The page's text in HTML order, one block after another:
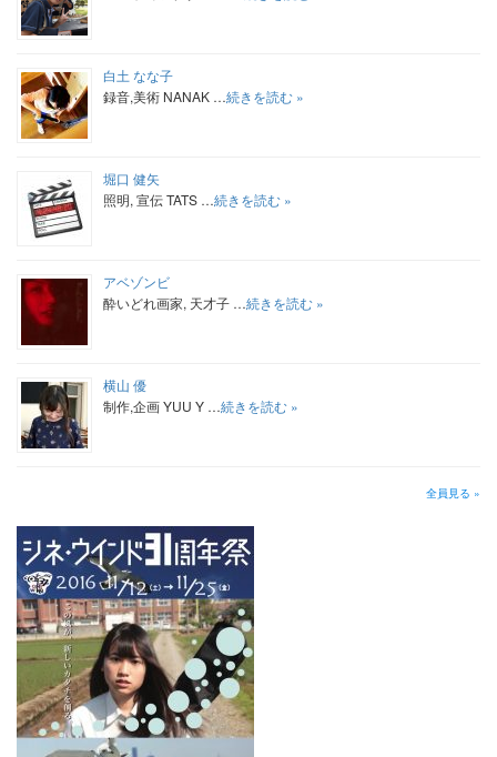
白土 なな子
録音,美術 NANAK …続きを読む »
堀口 健矢
照明, 宣伝 TATS …続きを読む »
アベゾンビ
酔いどれ画家, 天才子 …続きを読む »
横山 優
制作,企画 YUU Y …続きを読む »
全員見る »